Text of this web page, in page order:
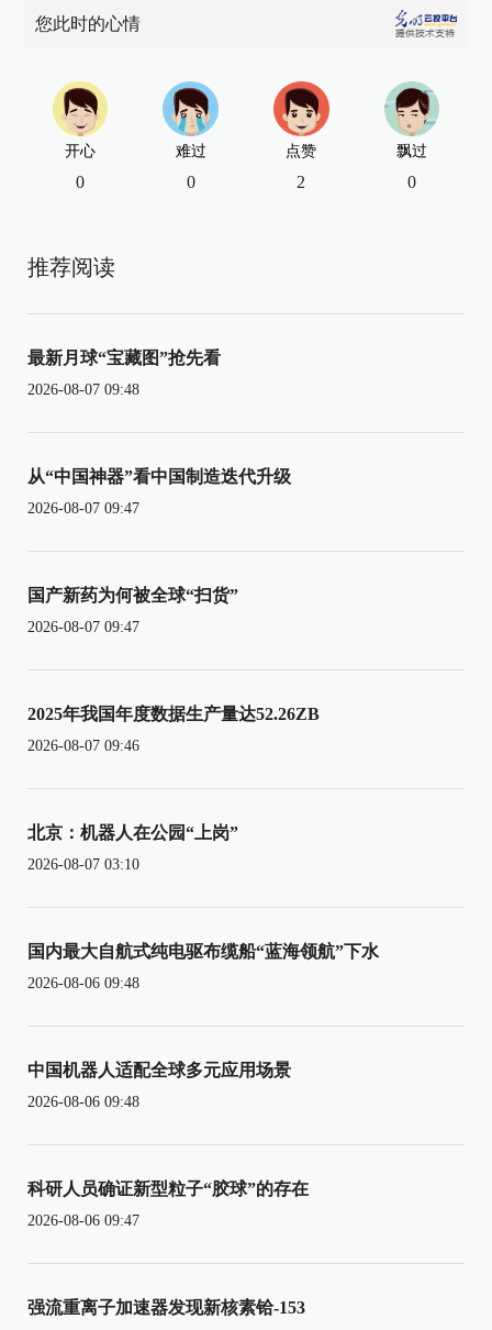
您此时的心情
开心
0
难过
0
点赞
2
飘过
0
推荐阅读
最新月球“宝藏图”抢先看
2026-08-07 09:48
从“中国神器”看中国制造迭代升级
2026-08-07 09:47
国产新药为何被全球“扫货”
2026-08-07 09:47
2025年我国年度数据生产量达52.26ZB
2026-08-07 09:46
北京：机器人在公园“上岗”
2026-08-07 03:10
国内最大自航式纯电驱布缆船“蓝海领航”下水
2026-08-06 09:48
中国机器人适配全球多元应用场景
2026-08-06 09:48
科研人员确证新型粒子“胶球”的存在
2026-08-06 09:47
强流重离子加速器发现新核素铪-153